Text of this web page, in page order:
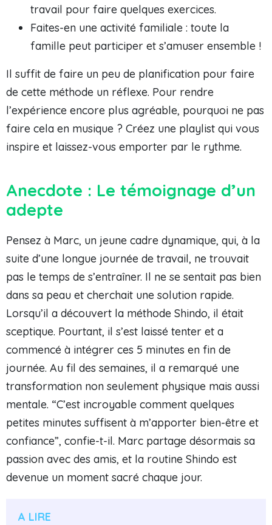
travail pour faire quelques exercices.
Faites-en une activité familiale : toute la
famille peut participer et s’amuser ensemble !
Il suffit de faire un peu de planification pour faire
de cette méthode un réflexe. Pour rendre
l’expérience encore plus agréable, pourquoi ne pas
faire cela en musique ? Créez une playlist qui vous
inspire et laissez-vous emporter par le rythme.
Anecdote : Le témoignage d’un
adepte
Pensez à Marc, un jeune cadre dynamique, qui, à la
suite d’une longue journée de travail, ne trouvait
pas le temps de s’entraîner. Il ne se sentait pas bien
dans sa peau et cherchait une solution rapide.
Lorsqu’il a découvert la méthode Shindo, il était
sceptique. Pourtant, il s’est laissé tenter et a
commencé à intégrer ces 5 minutes en fin de
journée. Au fil des semaines, il a remarqué une
transformation non seulement physique mais aussi
mentale. “C’est incroyable comment quelques
petites minutes suffisent à m’apporter bien-être et
confiance”, confie-t-il. Marc partage désormais sa
passion avec des amis, et la routine Shindo est
devenue un moment sacré chaque jour.
A LIRE